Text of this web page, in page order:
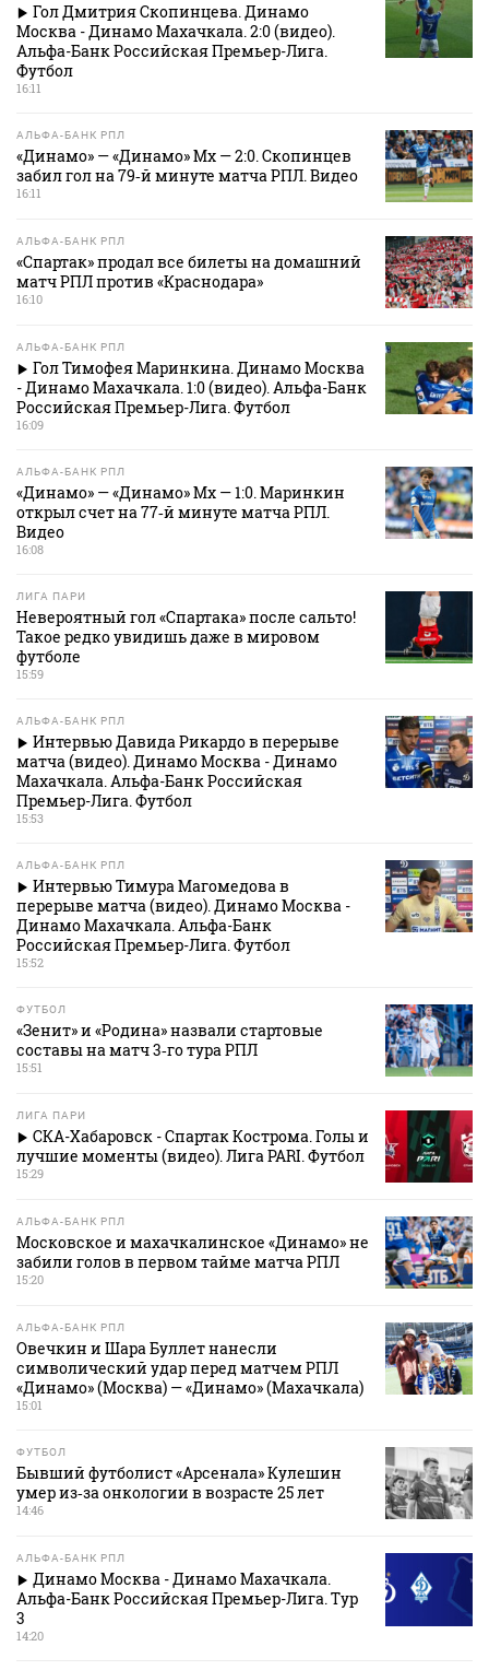
Гол Дмитрия Скопинцева. Динамо
Москва - Динамо Махачкала. 2:0 (видео).
Альфа-Банк Российская Премьер-Лига.
Футбол
16:11
АЛЬФА-БАНК РПЛ
«Динамо» — «Динамо» Мх — 2:0. Скопинцев
забил гол на 79‑й минуте матча РПЛ. Видео
16:11
АЛЬФА-БАНК РПЛ
«Спартак» продал все билеты на домашний
матч РПЛ против «Краснодара»
16:10
АЛЬФА-БАНК РПЛ
Гол Тимофея Маринкина. Динамо Москва
- Динамо Махачкала. 1:0 (видео). Альфа-Банк
Российская Премьер-Лига. Футбол
16:09
АЛЬФА-БАНК РПЛ
«Динамо» — «Динамо» Мх — 1:0. Маринкин
открыл счет на 77‑й минуте матча РПЛ.
Видео
16:08
ЛИГА ПАРИ
Невероятный гол «Спартака» после сальто!
Такое редко увидишь даже в мировом
футболе
15:59
АЛЬФА-БАНК РПЛ
Интервью Давида Рикардо в перерыве
матча (видео). Динамо Москва - Динамо
Махачкала. Альфа-Банк Российская
Премьер-Лига. Футбол
15:53
АЛЬФА-БАНК РПЛ
Интервью Тимура Магомедова в
перерыве матча (видео). Динамо Москва -
Динамо Махачкала. Альфа-Банк
Российская Премьер-Лига. Футбол
15:52
ФУТБОЛ
«Зенит» и «Родина» назвали стартовые
составы на матч 3‑го тура РПЛ
15:51
ЛИГА ПАРИ
СКА-Хабаровск - Спартак Кострома. Голы и
лучшие моменты (видео). Лига PARI. Футбол
15:29
АЛЬФА-БАНК РПЛ
Московское и махачкалинское «Динамо» не
забили голов в первом тайме матча РПЛ
15:20
АЛЬФА-БАНК РПЛ
Овечкин и Шара Буллет нанесли
символический удар перед матчем РПЛ
«Динамо» (Москва) — «Динамо» (Махачкала)
15:01
ФУТБОЛ
Бывший футболист «Арсенала» Кулешин
умер из‑за онкологии в возрасте 25 лет
14:46
АЛЬФА-БАНК РПЛ
Динамо Москва - Динамо Махачкала.
Альфа-Банк Российская Премьер-Лига. Тур
3
14:20